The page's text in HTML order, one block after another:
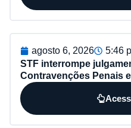
agosto 6, 2026
5:46
STF interrompe
Contravenções Penais